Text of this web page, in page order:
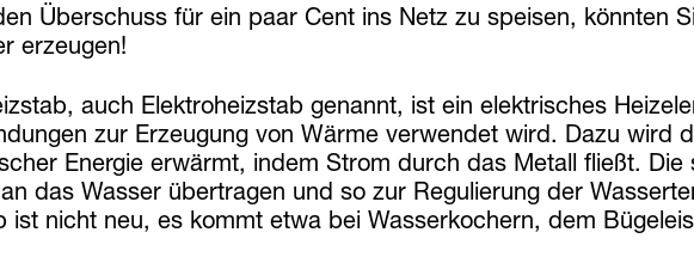
Überschuss für ein paar Cent ins Netz zu speisen, könnten
erzeugen!
auch Elektroheizstab genannt, ist ein elektrisches
zur Erzeugung von Wärme verwendet wird. Dazu wird
Energie erwärmt, indem Strom durch das Metall fließt.
das Wasser übertragen und so zur Regulierung der
ist nicht neu, es kommt etwa bei Wasserkochern, dem